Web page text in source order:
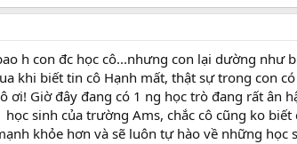
h con đc học cô...nhưng con lại dường như
khi biết tin cô Hạnh mất, thật sự trong con
ơi! Giờ đây đang có 1 ng học trò đang rất ân
học sinh của trường Ams, chắc cô cũng ko
khỏe hơn và sẽ luôn tự hào về những học